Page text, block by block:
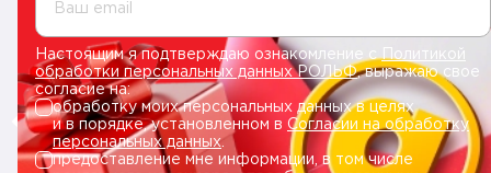
Ваш email
Настоящим я подтверждаю ознакомление сПолитикой
обработки персональных данных РОЛЬФ, выражаю свое
согласие на:
обработку моих персональных данных в целях
и в порядке, установленном в Согласии на обработку
персональных данных.
предоставление мне информации, в том числе